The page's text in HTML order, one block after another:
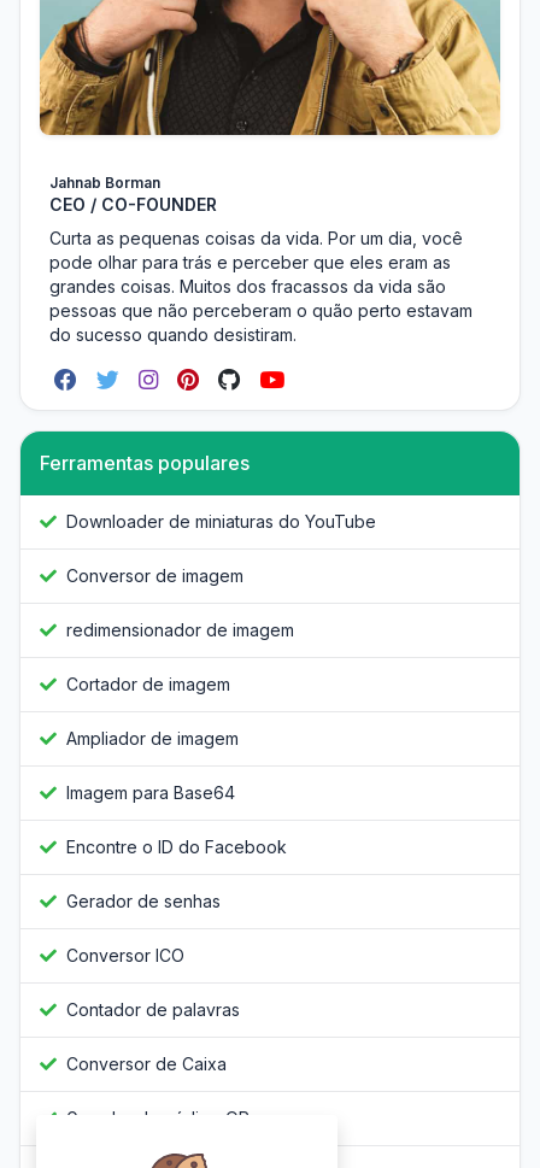
Jahnab Borman
CEO / CO-FOUNDER
Curta as pequenas coisas da vida. Por um dia, você
pode olhar para trás e perceber que eles eram as
grandes coisas. Muitos dos fracassos da vida são
pessoas que não perceberam o quão perto estavam
do sucesso quando desistiram.
Ferramentas populares
Downloader de miniaturas do YouTube
Conversor de imagem
redimensionador de imagem
Cortador de imagem
Ampliador de imagem
Imagem para Base64
Encontre o ID do Facebook
Gerador de senhas
Conversor ICO
Contador de palavras
Conversor de Caixa
Gerador de código QR